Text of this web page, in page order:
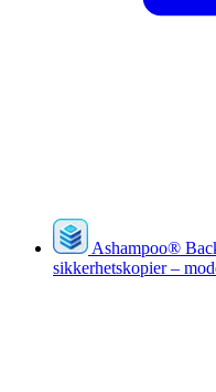
Ashampoo®
sikkerhetskopier –